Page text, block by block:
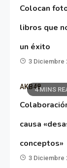
Colocan
libros que
un éxito
3 Diciembre
4 MINS
AKB48
causa
conceptos»
3 Diciembre